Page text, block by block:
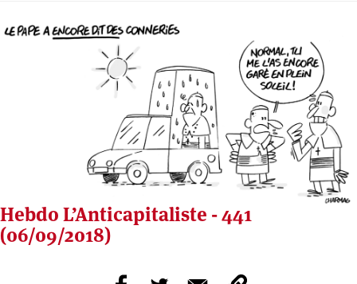
Hebdo L’Anticapitaliste - 441
(06/09/2018)